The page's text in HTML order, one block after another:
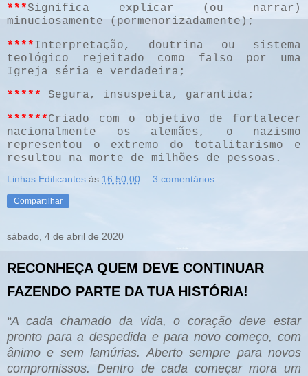
***Significa explicar (ou narrar)
minuciosamente (pormenorizadamente);
****Interpretação, doutrina ou sistema
teológico rejeitado como falso por uma
Igreja séria e verdadeira;
*****
Segura, insuspeita, garantida;
******Criado com o objetivo de fortalecer
nacionalmente os alemães, o nazismo
representou o extremo do totalitarismo e
resultou na morte de milhões de pessoas.
Linhas Edificantes às 16:50:00 3 comentários:
Compartilhar
sábado, 4 de abril de 2020
RECONHEÇA QUEM DEVE CONTINUAR
FAZENDO PARTE DA TUA HISTÓRIA!
“A cada chamado da vida, o coração deve estar
pronto para a despedida e para novo começo, com
ânimo e sem lamúrias. Aberto sempre para novos
compromissos. Dentro de cada começar mora um